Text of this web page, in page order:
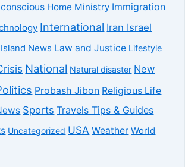
Home Ministry Immigration
International Iran Israel
Island News Law and Justice Lifestyle
National Natural disaster New
Probash Jibon Religious Life
Sports Travels Tips & Guides
Uncategorized USA Weather World